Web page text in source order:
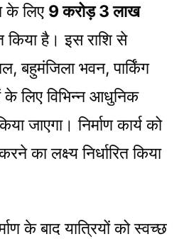
के लिए 9 करोड़ 3 लाख
है। इस राशि से
बहुमंजिला भवन, पार्किंग
के लिए विभिन्न आधुनिक
जाएगा। निर्माण कार्य को
का लक्ष्य निर्धारित किया
के बाद यात्रियों को स्वच्छ